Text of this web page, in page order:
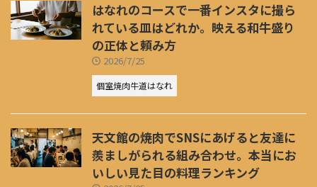
はなれのコースで一番インスタに撮ら
れている皿はどれか。映える和牛盛り
の正体と頼み方
2026/7/25
個室焼肉牛道はなれ
天文館の焼肉でSNSにあげると友達に
羨ましがられる組み合わせ。本当にお
いしい見た目の料理ランキング